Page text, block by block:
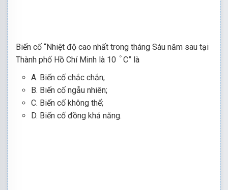
Biến cố “Nhiệt độ cao nhất trong tháng Sáu năm sau tại
Thành phố Hồ Chí Minh là 10 °°C” là
A. Biến cố chắc chắn;
B. Biến cố ngẫu nhiên;
C. Biến cố không thể;
D. Biến cố đồng khả năng.